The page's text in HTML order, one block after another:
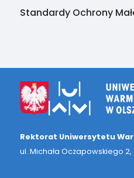
Standardy Ochrony
Rektorat Uniwersytetu
ul. Michała Oczapowskiego 2,